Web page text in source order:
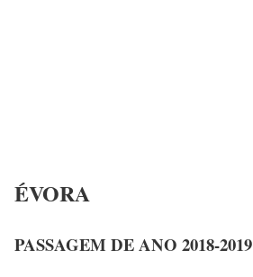
ÉVORA
PASSAGEM DE ANO 2018-2019